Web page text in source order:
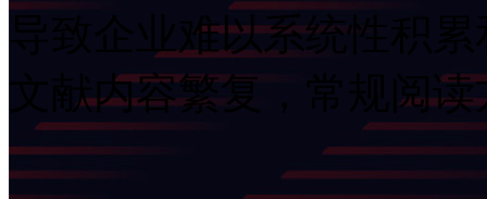
导致企业难以系统性积累
文献内容繁复，常规阅